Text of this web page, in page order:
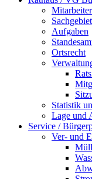
Aufgaben
Ortsrecht
Statistik
Lage und
Service /
Ver- und